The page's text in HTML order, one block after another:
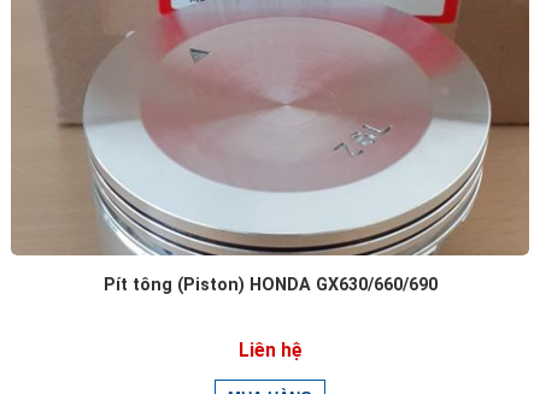
Pít tông (Piston) HONDA GX630/660/690
Liên hệ